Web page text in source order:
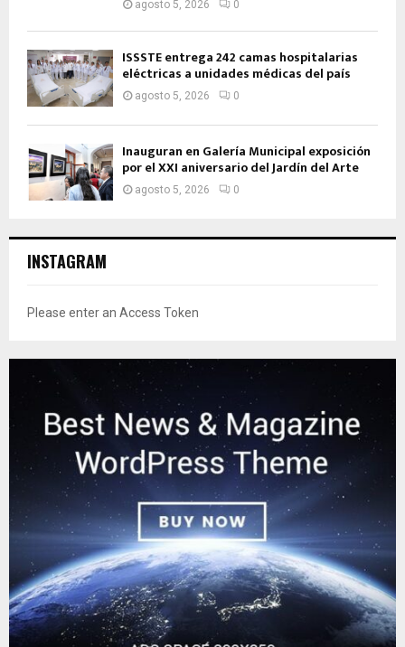
agosto 5, 2026 0
ISSSTE entrega 242 camas hospitalarias
eléctricas a unidades médicas del país
agosto 5, 2026 0
Inauguran en Galería Municipal exposición
por el XXI aniversario del Jardín del Arte
agosto 5, 2026 0
INSTAGRAM
Please enter an Access Token